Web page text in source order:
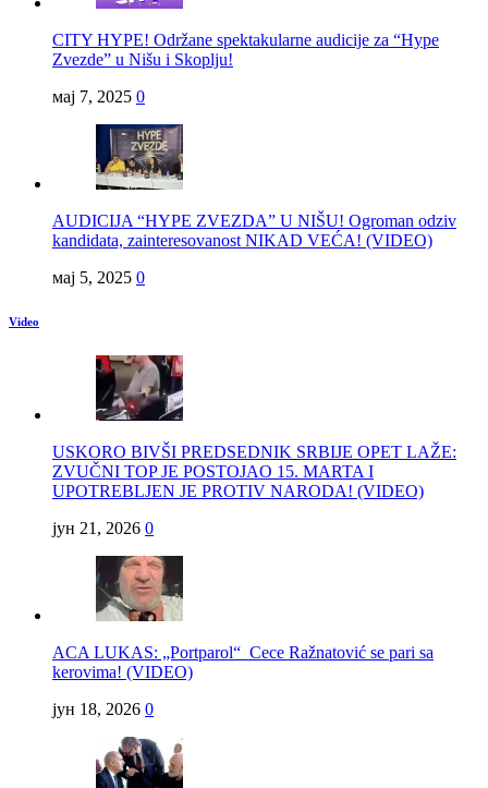
CITY HYPE! Održane spektakularne audicije za “Hype
Zvezde” u Nišu i Skoplju!
мај 7, 2025 0
AUDICIJA “HYPE ZVEZDA” U NIŠU! Ogroman odziv
kandidata, zainteresovanost NIKAD VEĆA! (VIDEO)
мај 5, 2025 0
Video
USKORO BIVŠI PREDSEDNIK SRBIJE OPET LAŽE:
ZVUČNI TOP JE POSTOJAO 15. MARTA I
UPOTREBLJEN JE PROTIV NARODA! (VIDEO)
јун 21, 2026 0
ACA LUKAS: „Portparol“ Cece Ražnatović se pari sa
kerovima! (VIDEO)
јун 18, 2026 0